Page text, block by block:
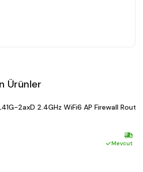
Ürünler
Satın Al
2axD 2.4GHz WiFi6 AP Firewall Router
Hızlı
Mevcut